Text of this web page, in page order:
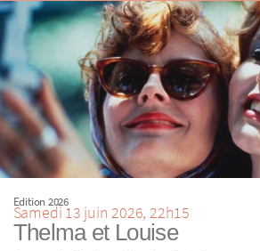
Edition 2026
Samedi 13 juin 2026, 22h15
Thelma et Louise